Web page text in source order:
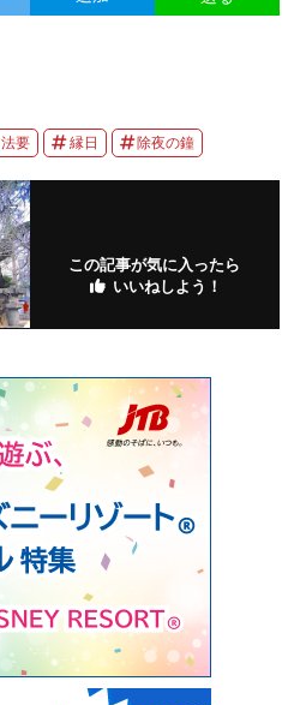
法要 縁日 除夜の鐘
この記事が気に入ったら
いいねしよう！